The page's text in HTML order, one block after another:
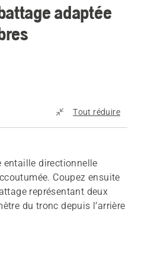
adaptée
Tout réduire
entaille directionnelle
Coupez ensuite
représentant deux
du tronc depuis l’arrière